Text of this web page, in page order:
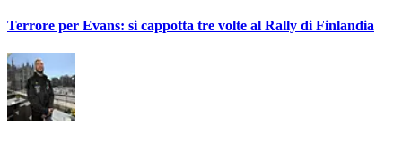
Terrore per Evans: si cappotta tre volte al Rally di Finlandia